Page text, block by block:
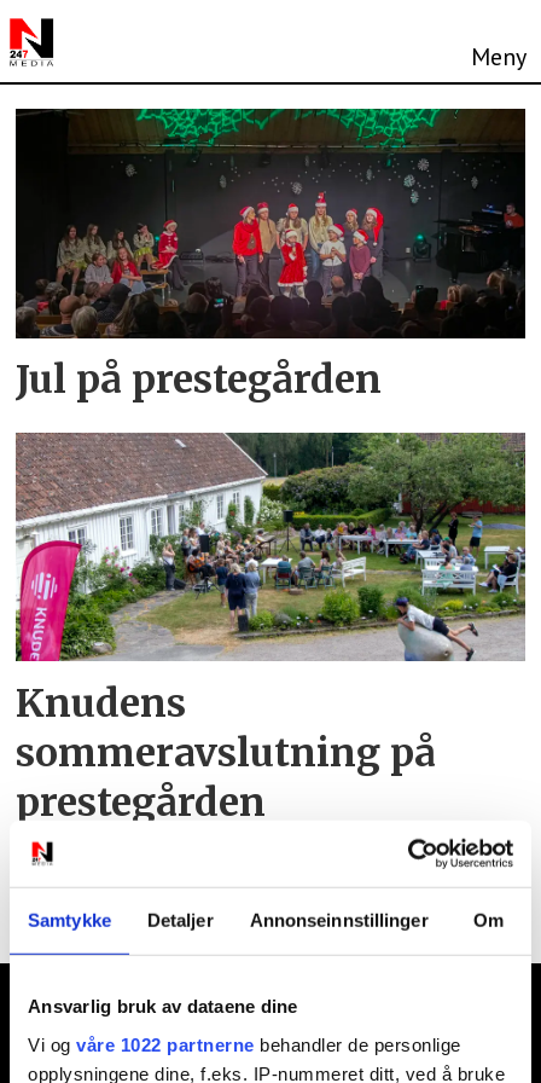
Samtykke Detaljer Annonseinnstillinger Om
Ansvarlig bruk av dataene dine
Vi og våre 1022 partnerne behandler de personlige
opplysningene dine, f.eks. IP-nummeret ditt, ved å bruke
Tag:
knuden
Jul på prestegården
Knudens
sommeravslutning på
prestegården
Ansvarlig redaktør:
Jon Aamodt